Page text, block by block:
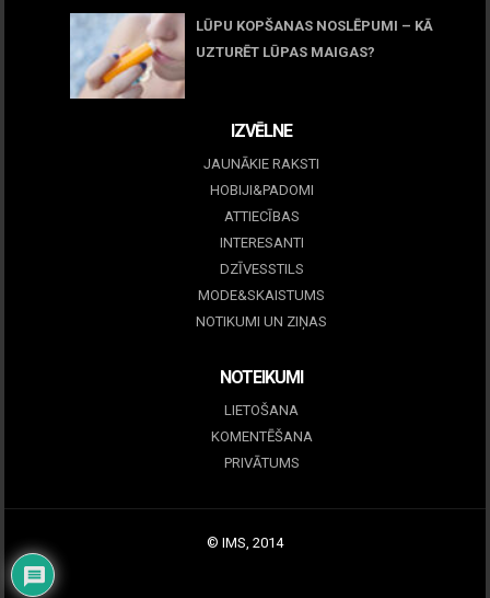
LŪPU KOPŠANAS NOSLĒPUMI – KĀ
UZTURĒT LŪPAS MAIGAS?
IZVĒLNE
JAUNĀKIE RAKSTI
HOBIJI&PADOMI
ATTIECĪBAS
INTERESANTI
DZĪVESSTILS
MODE&SKAISTUMS
NOTIKUMI UN ZIŅAS
NOTEIKUMI
LIETOŠANA
KOMENTĒŠANA
PRIVĀTUMS
© IMS, 2014